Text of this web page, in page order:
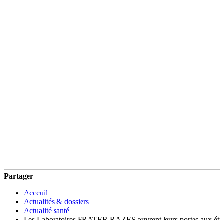
Partager
Acceuil
Actualités & dossiers
Actualité santé